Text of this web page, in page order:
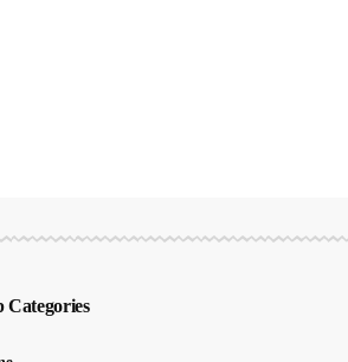
Categories